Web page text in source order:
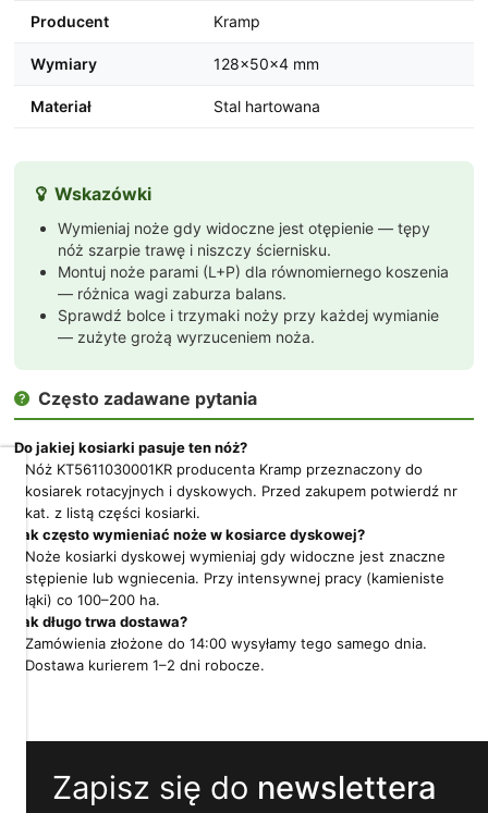
Producent Kramp
Wymiary 128×50×4 mm
Materiał Stal hartowana
 Wskazówki
Wymieniaj noże gdy widoczne jest otępienie — tępy
nóż szarpie trawę i niszczy ściernisku.
Montuj noże parami (L+P) dla równomiernego koszenia
— różnica wagi zaburza balans.
Sprawdź bolce i trzymaki noży przy każdej wymianie
— zużyte grożą wyrzuceniem noża.
 Często zadawane pytania
Do jakiej kosiarki pasuje ten nóż?
Nóż KT5611030001KR producenta Kramp przeznaczony do
kosiarek rotacyjnych i dyskowych. Przed zakupem potwierdź nr
kat. z listą części kosiarki.
Jak często wymieniać noże w kosiarce dyskowej?
Noże kosiarki dyskowej wymieniaj gdy widoczne jest znaczne
stępienie lub wgniecenia. Przy intensywnej pracy (kamieniste
łąki) co 100–200 ha.
Jak długo trwa dostawa?
Zamówienia złożone do 14:00 wysyłamy tego samego dnia.
Dostawa kurierem 1–2 dni robocze.
Zapisz się do newslettera
Dbamy
o
Twoją
prywatność
Pliki
cookies
pokrewne
im
działanie
pomagają